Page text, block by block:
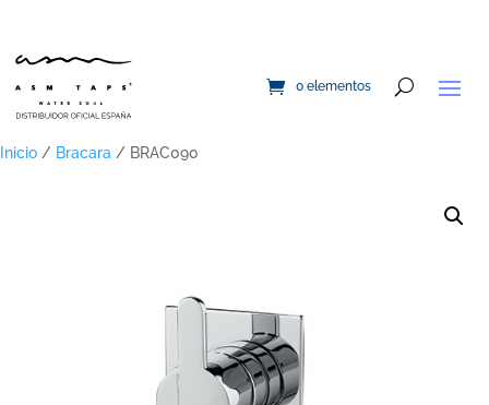
0 elementos
Inicio / Bracara / BRAC090